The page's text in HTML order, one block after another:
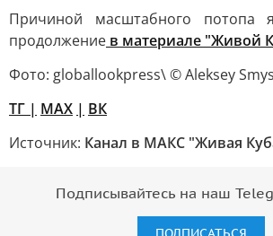
Причиной масштабного потопа
продолжение в материале "Живой
Фото: globallookpress\ © Aleksey
TГ | MAX | ВК
Источник: Канал в МАКС "Живая
Подписывайтесь на наш